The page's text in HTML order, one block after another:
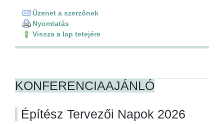
Üzenet a szerzőnek
Nyomtatás
Vissza a lap tetejére
KONFERENCIAAJÁNLÓ
Építész Tervezői Napok 2026